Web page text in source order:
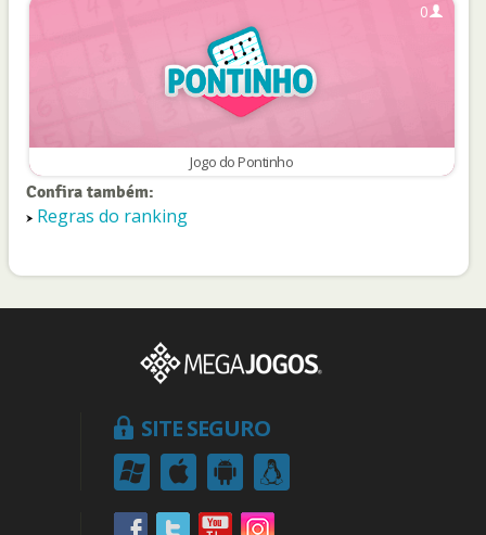
0
Jogo do Pontinho
Confira também:
Regras do ranking
SITE SEGURO